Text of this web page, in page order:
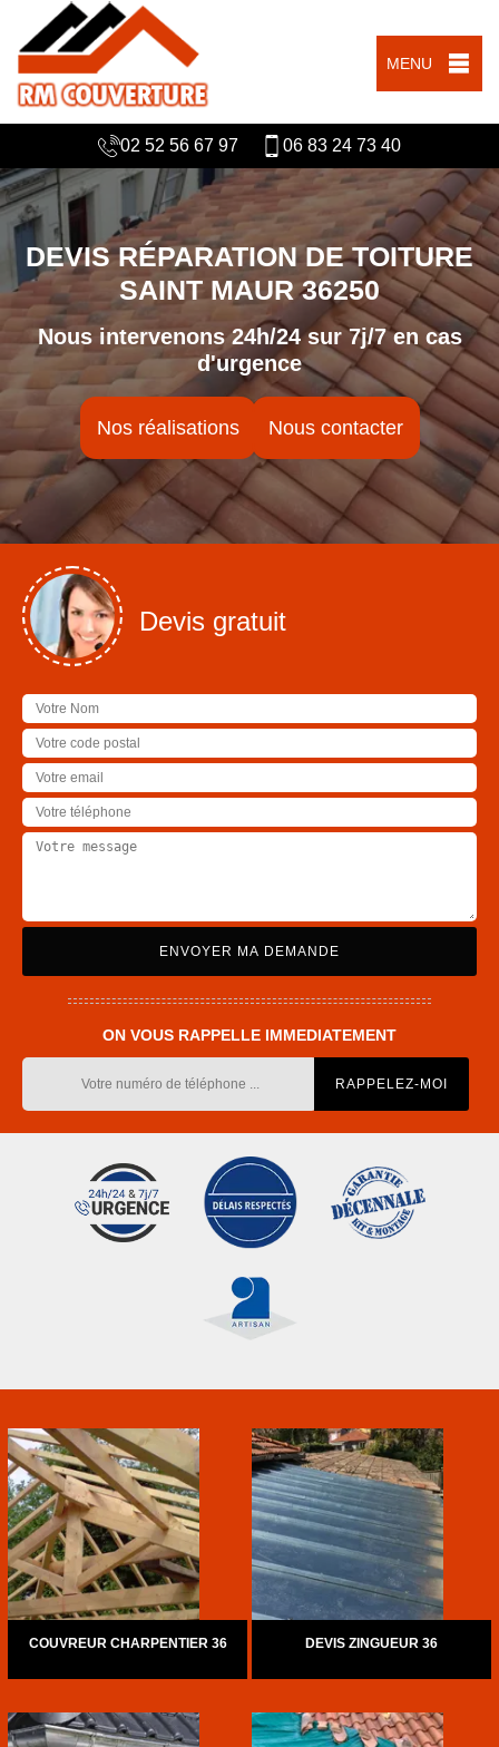
MENU
02 52 56 67 97 06 83 24 73 40
DEVIS RÉPARATION DE TOITURE
SAINT MAUR 36250
Nous intervenons 24h/24 sur 7j/7 en cas
d'urgence
Nos réalisations Nous contacter
Devis gratuit
ON VOUS RAPPELLE IMMEDIATEMENT
COUVREUR CHARPENTIER 36 DEVIS ZINGUEUR 36